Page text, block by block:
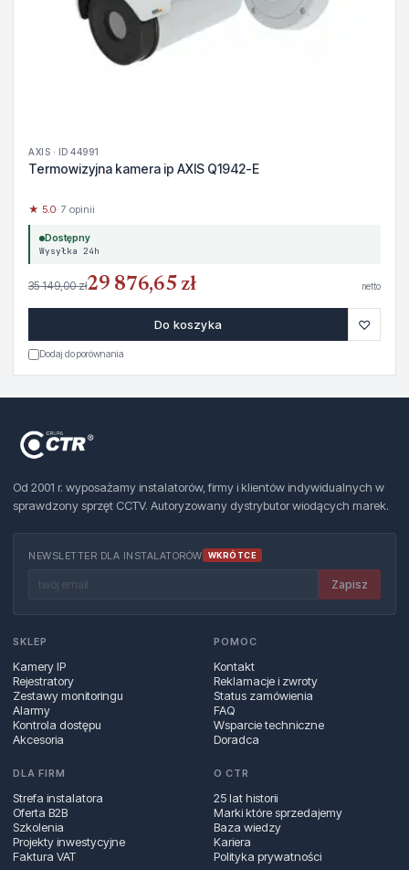
AXIS · ID 44991
Termowizyjna kamera ip AXIS Q1942-E
★ 5.0· 7 opinii
Dostępny
Wysyłka 24h
35 149,00 zł29 876,65 zł netto
Do koszyka ♡
Dodaj do porównania
Od 2001 r. wyposażamy instalatorów, firmy i klientów indywidualnych w
sprawdzony sprzęt CCTV. Autoryzowany dystrybutor wiodących marek.
NEWSLETTER DLA INSTALATORÓW WKRÓTCE
Zapisz
SKLEP
Kamery IP
Rejestratory
Zestawy monitoringu
Alarmy
Kontrola dostępu
Akcesoria
POMOC
Kontakt
Reklamacje i zwroty
Status zamówienia
FAQ
Wsparcie techniczne
Doradca
DLA FIRM
Strefa instalatora
Oferta B2B
Szkolenia
Projekty inwestycyjne
Faktura VAT
O CTR
25 lat historii
Marki które sprzedajemy
Baza wiedzy
Kariera
Polityka prywatności